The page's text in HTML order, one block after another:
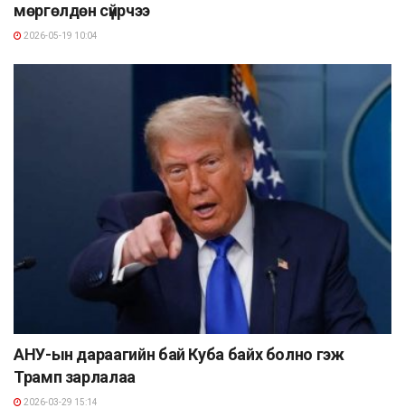
мөргөлдөн сүйрчээ
2026-05-19 10:04
АНУ-ын дараагийн бай Куба байх болно гэж
Трамп зарлалаа
2026-03-29 15:14